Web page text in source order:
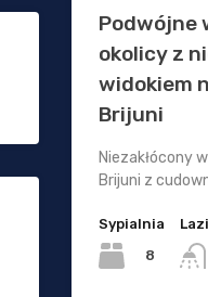
Podwójne
okolicy z
widokiem
Brijuni
Niezakłócony
Brijuni z
Sypialnia
8